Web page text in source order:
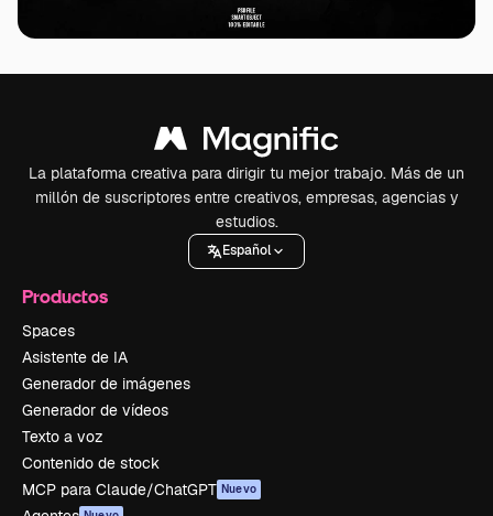
La plataforma creativa para dirigir tu mejor trabajo. Más de un
millón de suscriptores entre creativos, empresas, agencias y
estudios.
Español
Productos
Spaces
Asistente de IA
Generador de imágenes
Generador de vídeos
Texto a voz
Contenido de stock
MCP para Claude/ChatGPT Nuevo